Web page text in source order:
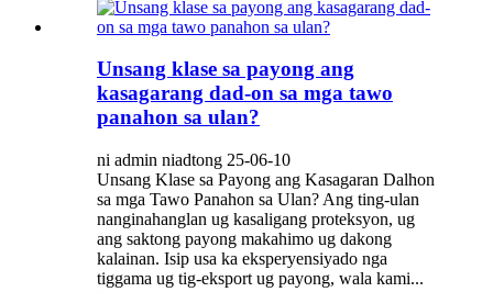
Unsang klase sa payong ang
kasagarang dad-on sa mga tawo
panahon sa ulan?
ni admin niadtong 25-06-10
Unsang Klase sa Payong ang Kasagaran Dalhon
sa mga Tawo Panahon sa Ulan? Ang ting-ulan
nanginahanglan ug kasaligang proteksyon, ug
ang saktong payong makahimo ug dakong
kalainan. Isip usa ka eksperyensiyado nga
tiggama ug tig-eksport ug payong, wala kami...